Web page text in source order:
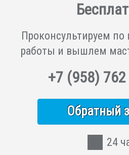
Проконсультируем
работы и вышлем
+7 (958)
Обратный
24